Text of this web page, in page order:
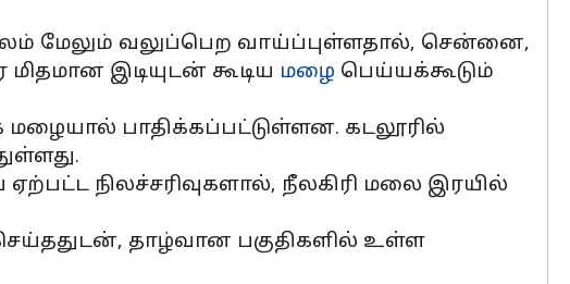
மேலும் வலுப்பெற வாய்ப்புள்ளதால், சென்னை,
இடியுடன் கூடிய மழை பெய்யக்கூடும்
பாதிக்கப்பட்டுள்ளன. கடலூரில்
நிலச்சரிவுகளால், நீலகிரி மலை இரயில்
தாழ்வான பகுதிகளில் உள்ள